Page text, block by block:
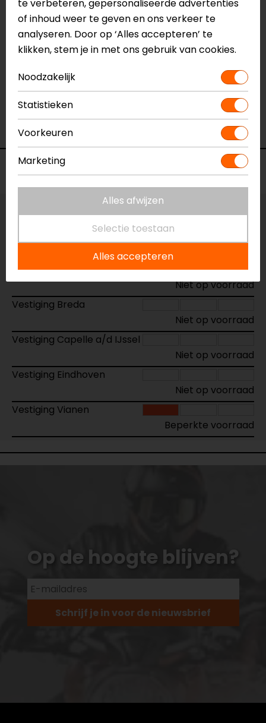
Merk
Caberg
Kleur
Mat Antraciet
Certificering
ECE 22.05
Communicatie
Universeel voorbereid
Materiaal
Rijstijl
Geïntegreerd zonnevizier
Voorraad
Maat:S
Laatst beschikbare maat!
Vestiging Apeldoorn
Niet op voorraad
Vestiging Breda
Niet op voorraad
Vestiging Capelle a/d IJssel
Niet op voorraad
Vestiging Eindhoven
Niet op voorraad
Vestiging Vianen
Beperkte voorraad
Op de hoogte blijven?
Schrijf je in voor de nieuwsbrief
te verbeteren, gepersonaliseerde advertenties
of inhoud weer te geven en ons verkeer te
analyseren. Door op ‘Alles accepteren’ te
klikken, stem je in met ons gebruik van cookies.
Noodzakelijk
Statistieken
Voorkeuren
Marketing
Alles afwijzen
Selectie toestaan
Alles accepteren